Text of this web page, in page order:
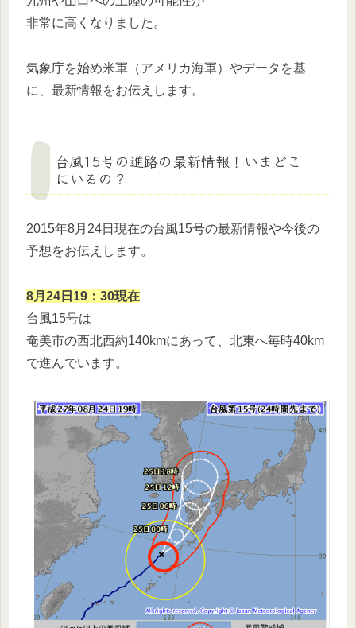
非常に高くなりました。
気象庁を始め米軍（アメリカ海軍）やデータを基
に、最新情報をお伝えします。
台風15号の進路の最新情報！いまどこ
にいるの？
2015年8月24日現在の台風15号の最新情報や今後の
予想をお伝えします。
8月24日19：30現在
台風15号は
奄美市の西北西約140kmにあって、北東へ毎時40km
で進んでいます。